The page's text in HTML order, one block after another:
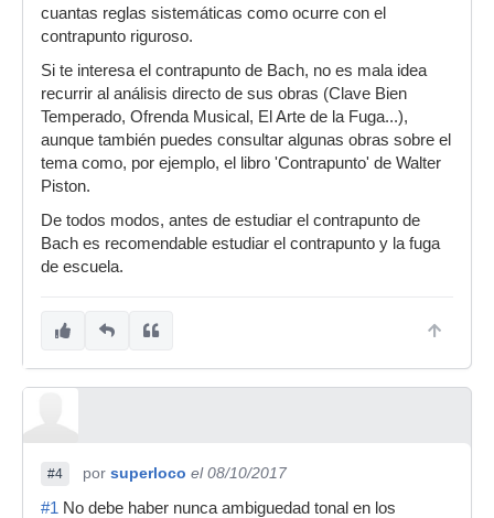
cuantas reglas sistemáticas como ocurre con el
contrapunto riguroso.
Si te interesa el contrapunto de Bach, no es mala idea
recurrir al análisis directo de sus obras (Clave Bien
Temperado, Ofrenda Musical, El Arte de la Fuga...),
aunque también puedes consultar algunas obras sobre el
tema como, por ejemplo, el libro 'Contrapunto' de Walter
Piston.
De todos modos, antes de estudiar el contrapunto de
Bach es recomendable estudiar el contrapunto y la fuga
de escuela.
#4 por superloco el 08/10/2017
#1 No debe haber nunca ambiguedad tonal en los